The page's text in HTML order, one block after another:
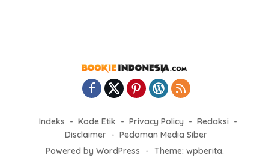
Indeks Kode Etik Privacy Policy
Redaksi
Disclaimer
Pedoman Media Siber
Powered by WordPress
- Theme: wpberita.